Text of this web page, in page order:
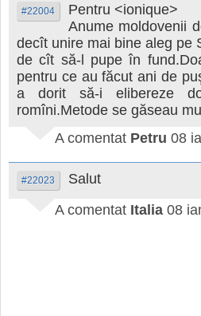
#22004
Pentru <ionique>
Anume moldovenii
decît unire mai bine aleg pe
de cît să-l pupe în
pentru ce au făcut ani de
a dorit să-i elibereze
romîni.Metode se găseau
A comentat Petru 08
#22023
Salut
A comentat Italia 08